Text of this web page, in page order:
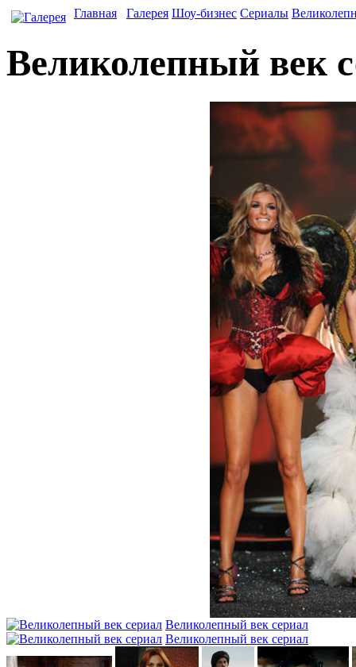
Главная Галерея Шоу-бизнес Сериалы
Великолепный век
Великолепный век сериал
Великолепный век сериал